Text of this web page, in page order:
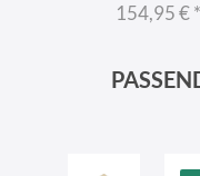
154,95 €*